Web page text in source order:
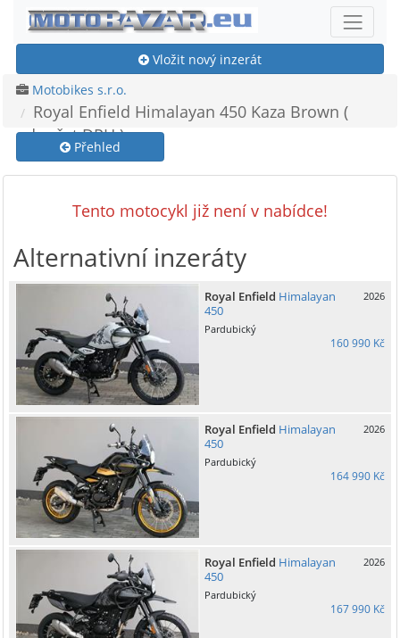
Vložit nový inzerát
Motobikes s.r.o.
Royal Enfield Himalayan 450 Kaza Brown (
odpočet DPH )
Přehled
Tento motocykl již není v nabídce!
Alternativní inzeráty
Royal Enfield Himalayan
450
2026
Pardubický
160 990 Kč
Royal Enfield Himalayan
450
2026
Pardubický
164 990 Kč
Royal Enfield Himalayan
450
2026
Pardubický
167 990 Kč